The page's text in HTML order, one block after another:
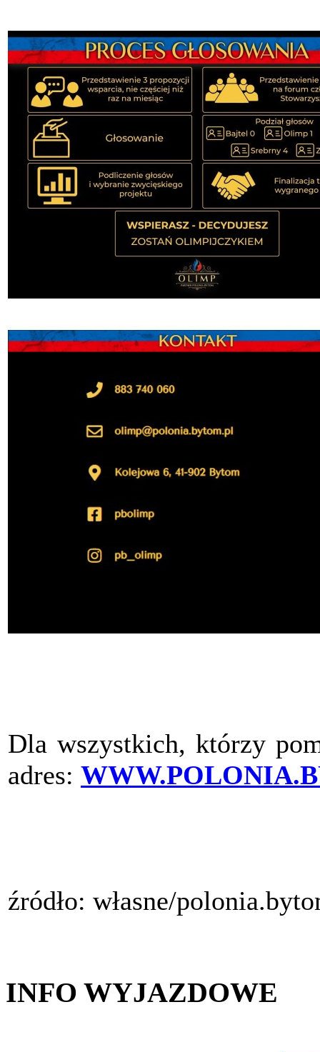
Dla wszystkich, którzy
adres:
źródło: własne/
INFO WYJAZDOWE